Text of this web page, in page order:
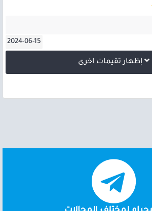
2024-06-15
إظهار تقيمات اخرى